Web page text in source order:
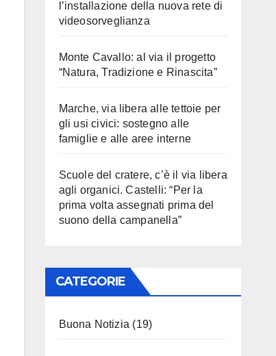
l’installazione della nuova rete di
videosorveglianza
Monte Cavallo: al via il progetto
“Natura, Tradizione e Rinascita”
Marche, via libera alle tettoie per
gli usi civici: sostegno alle
famiglie e alle aree interne
Scuole del cratere, c’è il via libera
agli organici. Castelli: “Per la
prima volta assegnati prima del
suono della campanella”
CATEGORIE
Buona Notizia (19)